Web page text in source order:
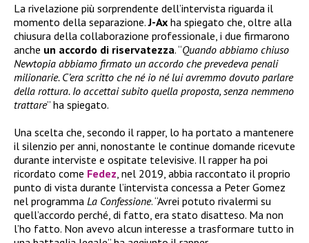
La rivelazione più sorprendente dell’intervista riguarda il
momento della separazione.J-Ax ha spiegato che, oltre alla
chiusura della collaborazione professionale, i due firmarono
anche un accordo di riservatezza. “Quando abbiamo chiuso
Newtopia abbiamo firmato un accordo che prevedeva penali
milionarie. C’era scritto che né io né lui avremmo dovuto parlare
della rottura. Io accettai subito quella proposta, senza nemmeno
trattare” ha spiegato.
Una scelta che, secondo il rapper, lo ha portato a mantenere
il silenzio per anni, nonostante le continue domande ricevute
durante interviste e ospitate televisive. Il rapper ha poi
ricordato come Fedez , nel 2019, abbia raccontato il proprio
punto di vista durante l’intervista concessa a Peter Gomez
nel programma La Confessione. “Avrei potuto rivalermi su
quell’accordo perché, di fatto, era stato disatteso. Ma non
l’ho fatto. Non avevo alcun interesse a trasformare tutto in